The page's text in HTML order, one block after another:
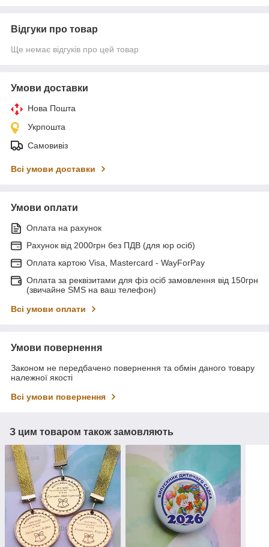
Відгуки про товар
Ще немає відгуків про цей товар
Умови доставки
Нова Пошта
Укрпошта
Самовивіз
Всі умови доставки
Умови оплати
Оплата на рахунок
Рахунок від 2000грн без ПДВ (для юр осіб)
Оплата картою Visa, Mastercard - WayForPay
Оплата за реквізитами для фіз осіб замовлення від 150грн
(звичайне SMS на ваш телефон)
Всі умови оплати
Умови повернення
Законом не передбачено повернення та обмін даного товару
належної якості
Всі умови повернення
З цим товаром також замовляють